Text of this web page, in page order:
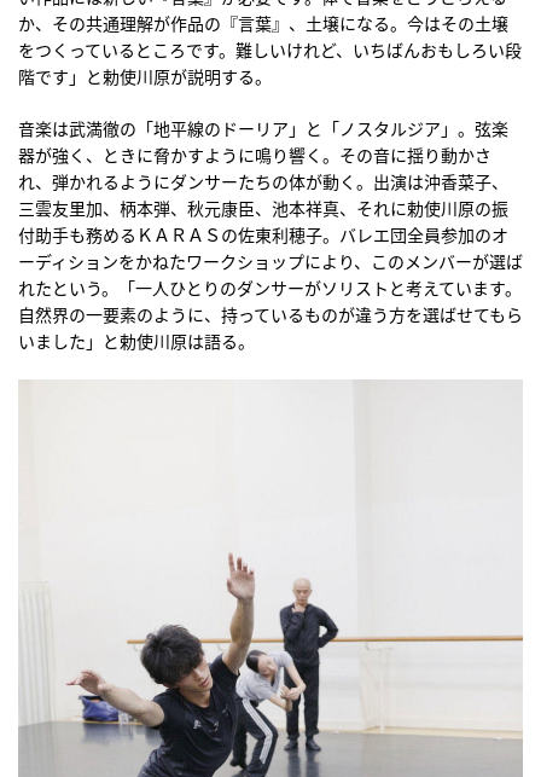
か、その共通理解が作品の『言葉』、土壌になる。今はその土壌
をつくっているところです。難しいけれど、いちばんおもしろい段
階です」と勅使川原が説明する。
音楽は武満徹の「地平線のドーリア」と「ノスタルジア」。弦楽
器が強く、ときに脅かすように鳴り響く。その音に揺り動かさ
れ、弾かれるようにダンサーたちの体が動く。出演は沖香菜子、
三雲友里加、柄本弾、秋元康臣、池本祥真、それに勅使川原の振
付助手も務めるＫＡＲＡＳの佐東利穂子。バレエ団全員参加のオ
ーディションをかねたワークショップにより、このメンバーが選ば
れたという。「一人ひとりのダンサーがソリストと考えています。
自然界の一要素のように、持っているものが違う方を選ばせてもら
いました」と勅使川原は語る。